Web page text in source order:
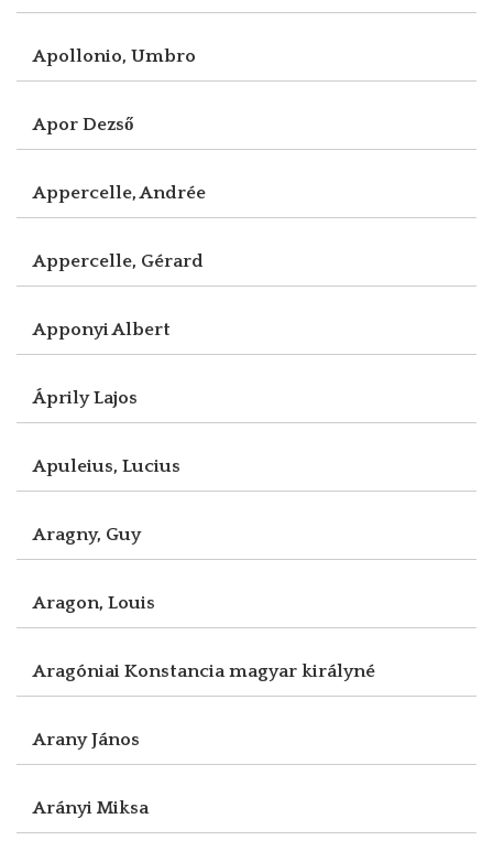
Apollonio, Umbro
Apor Dezső
Appercelle, Andrée
Appercelle, Gérard
Apponyi Albert
Áprily Lajos
Apuleius, Lucius
Aragny, Guy
Aragon, Louis
Aragóniai Konstancia magyar királyné
Arany János
Arányi Miksa